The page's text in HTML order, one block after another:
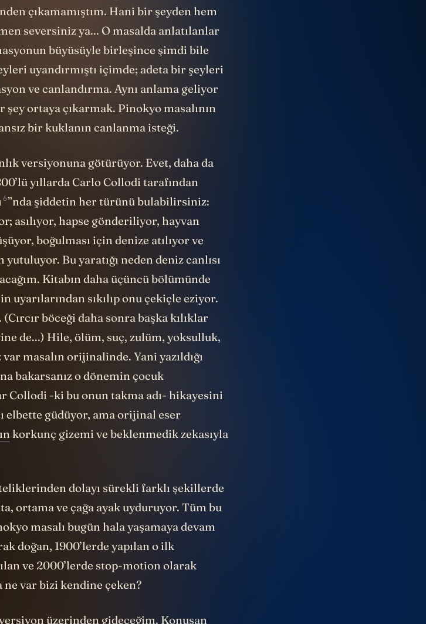
çıkamamıştım. Hani bir şeyden hem
seversiniz ya... O masalda anlatılanlar
büyüsüyle birleşince şimdi bile
uyandırmıştı içimde; adeta bir şeyleri
ve canlandırma. Aynı anlama geliyor
şey ortaya çıkarmak. Pinokyo masalının
bir kuklanın canlanma isteği.
versiyonuna götürüyor. Evet, daha da
yıllarda Carlo Collodi tarafından
6”nda şiddetin her türünü bulabilirsiniz:
asılıyor, hapse gönderiliyor, hayvan
boğulması için denize atılıyor ve
Bu yaratığı neden deniz canlısı
Kitabın daha üçüncü bölümünde
uyarılarından sıkılıp onu çekiçle eziyor.
böceği daha sonra başka kılıklar
de...) Hile, ölüm, suç, zulüm, yoksulluk,
masalın orijinalinde. Yani yazıldığı
bakarsanız o dönemin çocuk
Collodi -ki bu onun takma adı- hikayesini
elbette güdüyor, ama orijinal eser
korkunç gizemi ve beklenmedik zekasıyla
dolayı sürekli farklı şekillerde
ortama ve çağa ayak uyduruyor. Tüm bu
masalı bugün hala yaşamaya devam
doğan, 1900’lerde yapılan o ilk
ve 2000’lerde stop-motion olarak
ne var bizi kendine çeken?
üzerinden gideceğim. Konuşan